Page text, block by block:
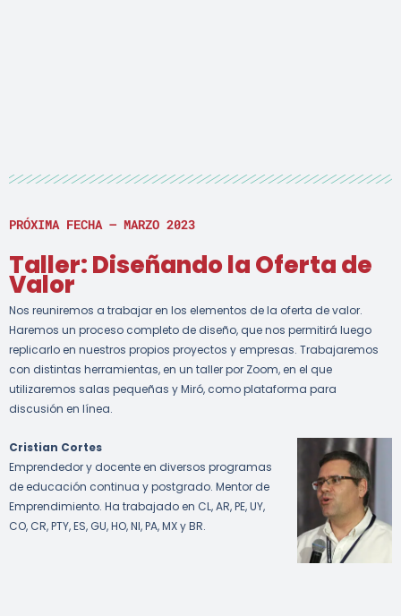
PRÓXIMA FECHA – MARZO 2023
Taller: Diseñando la Oferta de
Valor
Nos reuniremos a trabajar en los elementos de la oferta de valor.
Haremos un proceso completo de diseño, que nos permitirá luego
replicarlo en nuestros propios proyectos y empresas. Trabajaremos
con distintas herramientas, en un taller por Zoom, en el que
utilizaremos salas pequeñas y Miró, como plataforma para
discusión en línea.
Cristian Cortes
Emprendedor y docente en diversos programas
de educación continua y postgrado. Mentor de
Emprendimiento. Ha trabajado en CL, AR, PE, UY,
CO, CR, PTY, ES, GU, HO, NI, PA, MX y BR.